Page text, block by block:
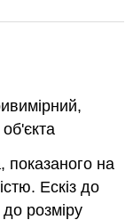
показаного на
Ескіз до
розміру